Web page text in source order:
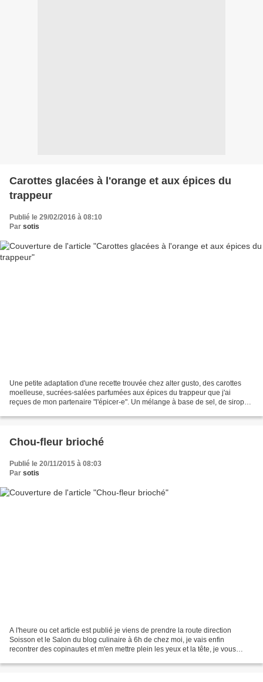
Carottes glacées à l'orange et aux épices du
trappeur
Publié le 29/02/2016 à 08:10
Par sotis
Une petite adaptation d'une recette trouvée chez alter gusto, des carottes
moelleuse, sucrées-salées parfumées aux épices du trappeur que j'ai
reçues de mon partenaire "l'épicer-e". Un mélange à base de sel, de sirop
Chou-fleur brioché
Publié le 20/11/2015 à 08:03
Par sotis
A l'heure ou cet article est publié je viens de prendre la route direction
Soisson et le Salon du blog culinaire à 6h de chez moi, je vais enfin
recontrer des copinautes et m'en mettre plein les yeux et la tête, je vous